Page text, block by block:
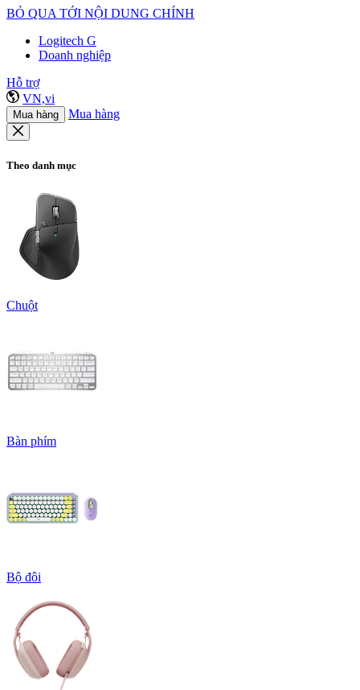
BỎ QUA TỚI NỘI DUNG CHÍNH
Logitech G
Doanh nghiệp
Hỗ trợ
VN,vi
Mua hàng Mua hàng
Theo danh mục
Chuột
Bàn phím
Bộ đôi